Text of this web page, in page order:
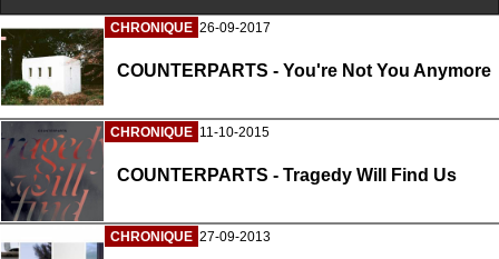
CHRONIQUE 26-09-2017
COUNTERPARTS - You're Not You Anymore
CHRONIQUE 11-10-2015
COUNTERPARTS - Tragedy Will Find Us
CHRONIQUE 27-09-2013